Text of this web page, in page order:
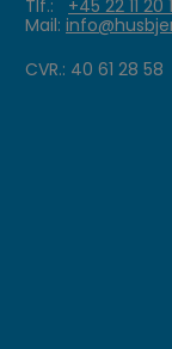
Tlf.: +45 22 11 20
Mail:
CVR.: 40 61 28 58